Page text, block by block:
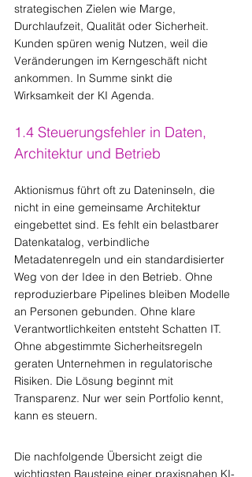
strategischen Zielen wie Marge,
Durchlaufzeit, Qualität oder Sicherheit.
Kunden spüren wenig Nutzen, weil die
Veränderungen im Kerngeschäft nicht
ankommen. In Summe sinkt die
Wirksamkeit der KI Agenda.
1.4 Steuerungsfehler in Daten,
Architektur und Betrieb
Aktionismus führt oft zu Dateninseln, die
nicht in eine gemeinsame Architektur
eingebettet sind. Es fehlt ein belastbarer
Datenkatalog, verbindliche
Metadatenregeln und ein standardisierter
Weg von der Idee in den Betrieb. Ohne
reproduzierbare Pipelines bleiben Modelle
an Personen gebunden. Ohne klare
Verantwortlichkeiten entsteht Schatten IT.
Ohne abgestimmte Sicherheitsregeln
geraten Unternehmen in regulatorische
Risiken. Die Lösung beginnt mit
Transparenz. Nur wer sein Portfolio kennt,
kann es steuern.
Die nachfolgende Übersicht zeigt die
wichtigsten Bausteine einer praxisnahen KI-